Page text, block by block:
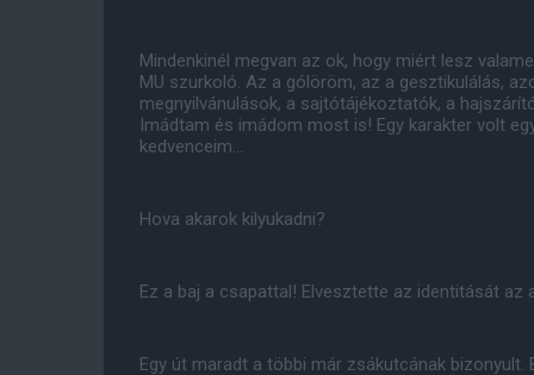
Mindenkinél megvan az ok, hogy miért lesz
MU szurkoló. Az a gólöröm, az a gesztikulálás,
megnyilvánulások, a sajtótájékoztatók, a
Imádtam és imádom most is! Egy karakter volt
kedvenceim...
Hova akarok kilyukadni?
Ez a baj a csapattal! Elvesztette az identitását az
Egy út maradt a többi már zsákutcának bizonyult.